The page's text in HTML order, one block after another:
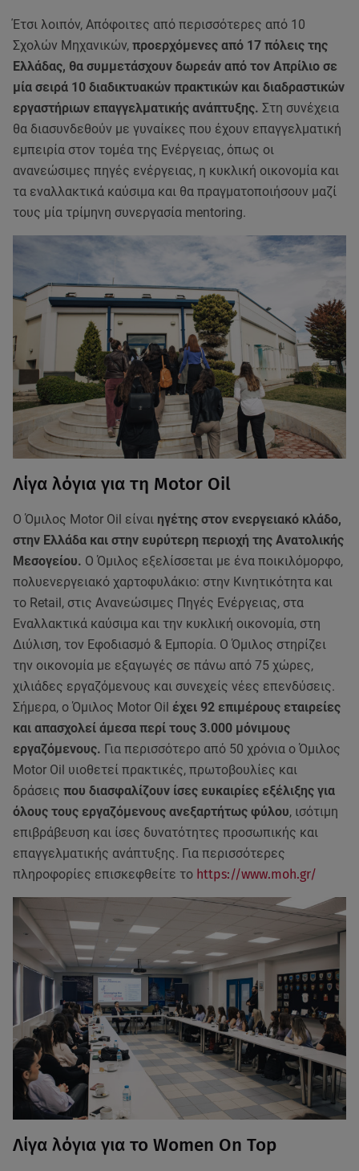
Έτσι λοιπόν, Απόφοιτες από περισσότερες από 10
Σχολών Μηχανικών, προερχόμενες από 17 πόλεις της
Ελλάδας, θα συμμετάσχουν δωρεάν από τον Απρίλιο σε
μία σειρά 10 διαδικτυακών πρακτικών και διαδραστικών
εργαστήριων επαγγελματικής ανάπτυξης. Στη συνέχεια
θα διασυνδεθούν με γυναίκες που έχουν επαγγελματική
εμπειρία στον τομέα της Ενέργειας, όπως οι
ανανεώσιμες πηγές ενέργειας, η κυκλική οικονομία και
τα εναλλακτικά καύσιμα και θα πραγματοποιήσουν μαζί
τους μία τρίμηνη συνεργασία mentoring.
Λίγα λόγια για τη Motor Oil
Ο Όμιλος Motor Oil είναι ηγέτης στον ενεργειακό κλάδο,
στην Ελλάδα και στην ευρύτερη περιοχή της Ανατολικής
Μεσογείου. Ο Όμιλος εξελίσσεται με ένα ποικιλόμορφο,
πολυενεργειακό χαρτοφυλάκιο: στην Κινητικότητα και
το Retail, στις Ανανεώσιμες Πηγές Ενέργειας, στα
Εναλλακτικά καύσιμα και την κυκλική οικονομία, στη
Διύλιση, τον Εφοδιασμό & Εμπορία. Ο Όμιλος στηρίζει
την οικονομία με εξαγωγές σε πάνω από 75 χώρες,
χιλιάδες εργαζόμενους και συνεχείς νέες επενδύσεις.
Σήμερα, ο Όμιλος Motor Oil έχει 92 επιμέρους εταιρείες
και απασχολεί άμεσα περί τους 3.000 μόνιμους
εργαζόμενους. Για περισσότερο από 50 χρόνια ο Όμιλος
Motor Oil υιοθετεί πρακτικές, πρωτοβουλίες και
δράσεις που διασφαλίζουν ίσες ευκαιρίες εξέλιξης για
όλους τους εργαζόμενους ανεξαρτήτως φύλου, ισότιμη
επιβράβευση και ίσες δυνατότητες προσωπικής και
επαγγελματικής ανάπτυξης. Για περισσότερες
πληροφορίες επισκεφθείτε το https://www.moh.gr/
Λίγα λόγια για το Women On Top